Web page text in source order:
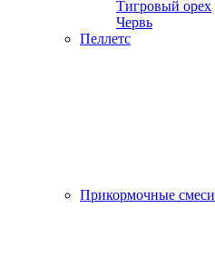
Тигровый орех
Червь
Пеллетс
Прикормочные смеси